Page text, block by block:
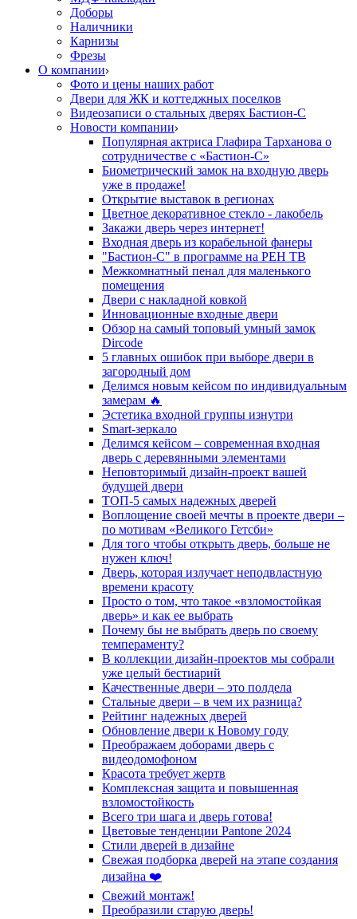
Доборы
Наличники
Карнизы
Фрезы
О компании
Фото и цены наших работ
Двери для ЖК и коттеджных поселков
Видеозаписи о стальных дверях Бастион-С
Новости компании
Популярная актриса Глафира Тарханова о
сотрудничестве с «Бастион-С»
Биометрический замок на входную дверь
уже в продаже!
Открытие выставок в регионах
Цветное декоративное стекло - лакобель
Закажи дверь через интернет!
Входная дверь из корабельной фанеры
"Бастион-С" в программе на РЕН ТВ
Межкомнатный пенал для маленького
помещения
Двери с накладной ковкой
Инновационные входные двери
Обзор на самый топовый умный замок
Dircode
5 главных ошибок при выборе двери в
загородный дом
Делимся новым кейсом по индивидуальным
замерам 🔥
Эстетика входной группы изнутри
Smart-зеркало
Делимся кейсом – современная входная
дверь с деревянными элементами
Неповторимый дизайн-проект вашей
будущей двери
ТОП-5 самых надежных дверей
Воплощение своей мечты в проекте двери –
по мотивам «Великого Гетсби»
Для того чтобы открыть дверь, больше не
нужен ключ!
Дверь, которая излучает неподвластную
времени красоту
Просто о том, что такое «взломостойкая
дверь» и как ее выбрать
Почему бы не выбрать дверь по своему
темпераменту?
В коллекции дизайн-проектов мы собрали
уже целый бестиарий
Качественные двери – это полдела
Стальные двери – в чем их разница?
Рейтинг надежных дверей
Обновление двери к Новому году
Преображаем доборами дверь с
видеодомофоном
Красота требует жертв
Комплексная защита и повышенная
взломостойкость
Всего три шага и дверь готова!
Цветовые тенденции Pantone 2024
Стили дверей в дизайне
Свежая подборка дверей на этапе создания
дизайна ❤️
Свежий монтаж!
Преобразили старую дверь!